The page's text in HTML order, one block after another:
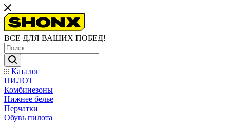
ВСЕ ДЛЯ ВАШИХ ПОБЕД!
Каталог
ПИЛОТ
Комбинезоны
Нижнее белье
Перчатки
Обувь пилота